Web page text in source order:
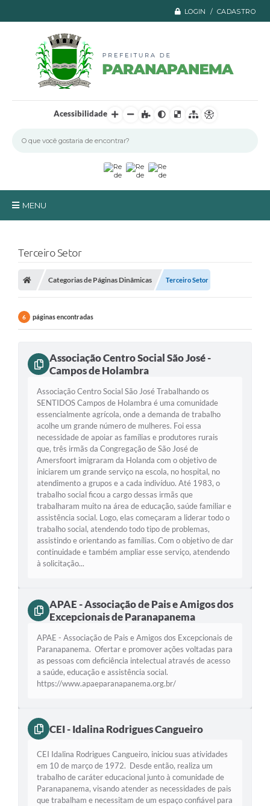
LOGIN / CADASTRO
Acessibilidade
MENU
A Prefeitura
Turismo
Fale Conosco
Legislação
Carta de Serviços
Galeria de Fotos
Serviços Online
Transparência
Diário Oficial
Editais
A Nossa Cidade
Terceiro Setor
Categorias de Páginas Dinâmicas Terceiro Setor
6 páginas encontradas
Associação Centro Social São José -
Campos de Holambra
Associação Centro Social São José Trabalhando os
SENTIDOS Campos de Holambra é uma comunidade
essencialmente agrícola, onde a demanda de trabalho
acolhe um grande número de mulheres. Foi essa
necessidade de apoiar as famílias e produtores rurais
que, três irmãs da Congregação de São José de
Amersfoort imigraram da Holanda com o objetivo de
iniciarem um grande serviço na escola, no hospital, no
atendimento a grupos e a cada indivíduo. Até 1983, o
trabalho social ficou a cargo dessas irmãs que
trabalharam muito na área de educação, saúde familiar e
assistência social. Logo, elas começaram a liderar todo o
trabalho social, atendendo todo tipo de problemas,
assistindo e orientando as famílias. Com o objetivo de dar
continuidade e também ampliar esse serviço, atendendo
à solicitação...
APAE - Associação de Pais e Amigos dos
Excepcionais de Paranapanema
APAE - Associação de Pais e Amigos dos Excepcionais de
Paranapanema. Ofertar e promover ações voltadas para
as pessoas com deficiência intelectual através de acesso
a saúde, educação e assistência social.
https://www.apaeparanapanema.org.br/
CEI - Idalina Rodrigues Cangueiro
CEI Idalina Rodrigues Cangueiro, iniciou suas atividades
em 10 de março de 1972. Desde então, realiza um
trabalho de caráter educacional junto à comunidade de
Paranapanema, visando atender as necessidades de pais
que trabalham e necessitam de um espaço confiável para